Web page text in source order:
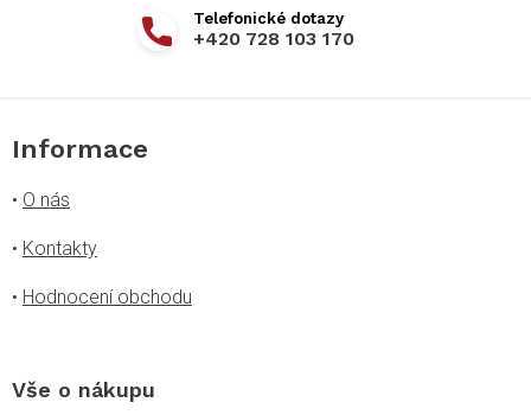
+420 728 103 170
Informace
• O nás
• Kontakty
• Hodnocení obchodu
Vše o nákupu